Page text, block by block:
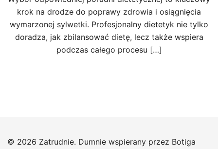
krok na drodze do poprawy zdrowia i osiągnięcia
wymarzonej sylwetki. Profesjonalny dietetyk nie tylko
doradza, jak zbilansować dietę, lecz także wspiera
podczas całego procesu […]
© 2026 Zatrudnie. Dumnie wspierany przez Botiga